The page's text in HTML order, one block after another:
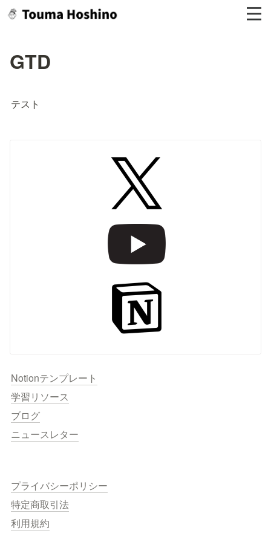
GTD
テスト
Notionテンプレート
学習リソース
ブログ
ニュースレター
プライバシーポリシー
特定商取引法
利用規約